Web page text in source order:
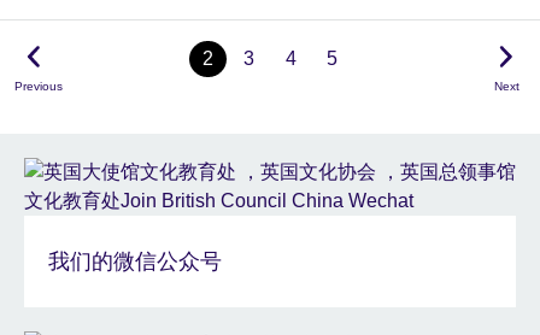
Previous
2 3 4 5
Next
我们的微信公众号